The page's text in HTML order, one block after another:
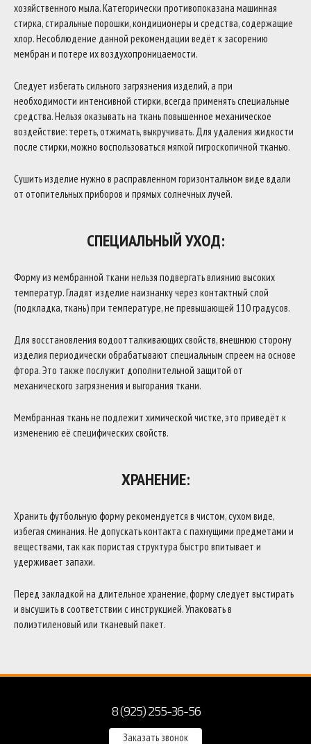
хозяйственного мыла. Категорически противопоказана машинная
стирка, стиральные порошки, кондиционеры и средства, содержащие
хлор. Несоблюдение данной рекомендации ведёт к засорению
мембран и потере их воздухопроницаемости.
Следует избегать сильного загрязнения изделий, а при
необходимости интенсивной стирки, всегда применять специальные
средства. Нельзя оказывать на ткань повышенное механическое
воздействие: тереть, отжимать, выкручивать. Для удаления жидкости
после стирки, можно воспользоваться мягкой гигроскопичной тканью.
Сушить изделие нужно в расправленном горизонтальном виде вдали
от отопительных приборов и прямых солнечных лучей.
СПЕЦИАЛЬНЫЙ УХОД:
Форму из мембранной ткани нельзя подвергать влиянию высоких
температур. Гладят изделие наизнанку через контактный слой
(подкладка, ткань) при температуре, не превышающей 110 градусов.
Для восстановления водоотталкивающих свойств, внешнюю сторону
изделия периодически обрабатывают специальным спреем на основе
фтора. Это также послужит дополнительной защитой от
механического загрязнения и выгорания ткани.
Мембранная ткань не подлежит химической чистке, это приведёт к
изменению её специфических свойств.
ХРАНЕНИЕ:
Хранить футбольную форму рекомендуется в чистом, сухом виде,
избегая сминания. Не допускать контакта с пахнущими предметами и
веществами, так как пористая структура быстро впитывает и
удерживает запахи.
Перед закладкой на длительное хранение, форму следует выстирать
и высушить в соответствии с инструкцией. Упаковать в
полиэтиленовый или тканевый пакет.
8 (925) 255-36-56
Заказать звонок